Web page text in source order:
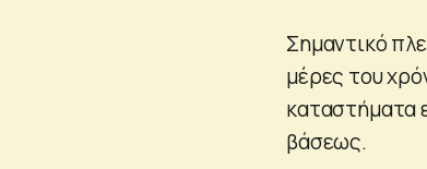
Σημαντικό
μέρες του
καταστήματα
βάσεως.